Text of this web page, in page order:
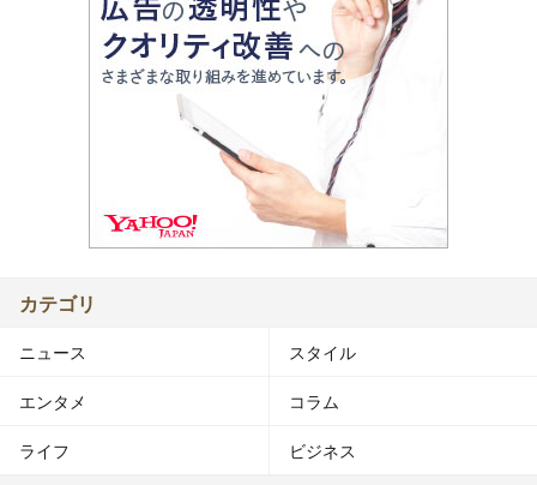
カテゴリ
ニュース スタイル
エンタメ コラム
ライフ ビジネス